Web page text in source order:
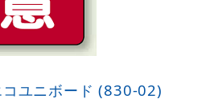
ユニボード (830-02)